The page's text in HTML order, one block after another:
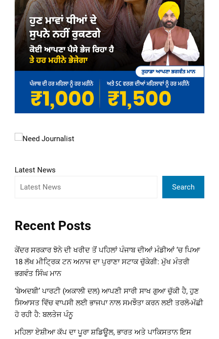
Latest News
Search
Recent Posts
ਕੇਂਦਰ ਸਰਕਾਰ ਝੋਨੇ ਦੀ ਖਰੀਦ ਤੋਂ ਪਹਿਲਾਂ ਪੰਜਾਬ ਦੀਆਂ ਮੰਡੀਆਂ ‘ਚ ਪਿਆ
18 ਲੱਖ ਮੀਟ੍ਰਿਕ ਟਨ ਅਨਾਜ ਦਾ ਪੁਰਾਣਾ ਸਟਾਕ ਚੁੱਕੇਗੀ: ਮੁੱਖ ਮੰਤਰੀ
ਭਗਵੰਤ ਸਿੰਘ ਮਾਨ
‘ਬੇਅਦਬੀ’ ਪਾਰਟੀ (ਅਕਾਲੀ ਦਲ) ਆਪਣੀ ਸਾਰੀ ਸਾਖ ਗੁਆ ਚੁੱਕੀ ਹੈ, ਹੁਣ
ਸਿਆਸਤ ਵਿੱਚ ਵਾਪਸੀ ਲਈ ਭਾਜਪਾ ਨਾਲ ਸਮਝੌਤਾ ਕਰਨ ਲਈ ਤਰਲੋ-ਮੱਛੀ
ਹੋ ਰਹੀ ਹੈ: ਬਲਤੇਜ ਪੰਨੂ
ਮਹਿਲਾ ਏਸ਼ੀਆ ਕੱਪ ਦਾ ਪੂਰਾ ਸ਼ਡਿਊਲ, ਭਾਰਤ ਅਤੇ ਪਾਕਿਸਤਾਨ ਇਸ